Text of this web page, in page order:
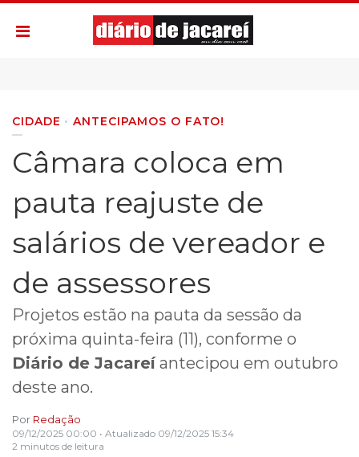
CIDADE ANTECIPAMOS O FATO!
Câmara coloca em
pauta reajuste de
salários de vereador e
de assessores
Projetos estão na pauta da sessão da
próxima quinta-feira (11), conforme o
Diário de Jacareíantecipou em outubro
deste ano.
Por Redação
09/12/2025 00:00 • Atualizado 09/12/2025 15:34
2 minutos de leitura